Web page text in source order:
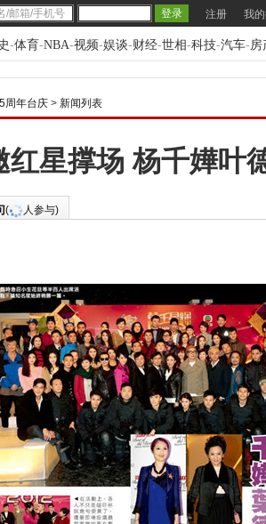
注册 我
-体育-NBA-视频-娱谈-财经-世相-科技-汽车-房
周年台庆 > 新闻列表
红星撑场 杨千嬅叶
( 人参与)